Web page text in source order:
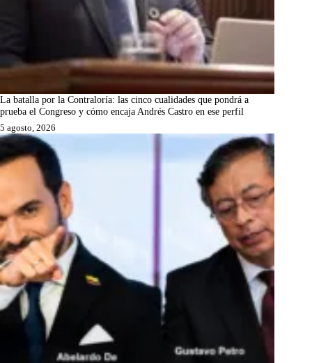
La batalla por la Contraloría: las cinco cualidades que pondrá a
prueba el Congreso y cómo encaja Andrés Castro en ese perfil
5 agosto, 2026